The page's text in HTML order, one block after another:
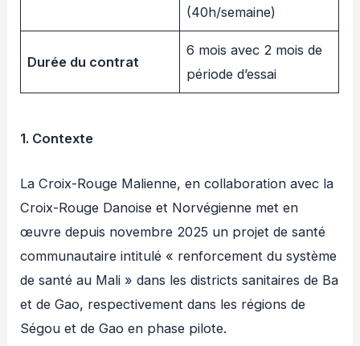
(40h/semaine)
Durée du contrat
6 mois avec 2 mois de
période d’essai
1. Contexte
La Croix-Rouge Malienne, en collaboration avec la
Croix-Rouge Danoise et Norvégienne met en
œuvre depuis novembre 2025 un projet de santé
communautaire intitulé « renforcement du système
de santé au Mali » dans les districts sanitaires de Ba
et de Gao, respectivement dans les régions de
Ségou et de Gao en phase pilote.